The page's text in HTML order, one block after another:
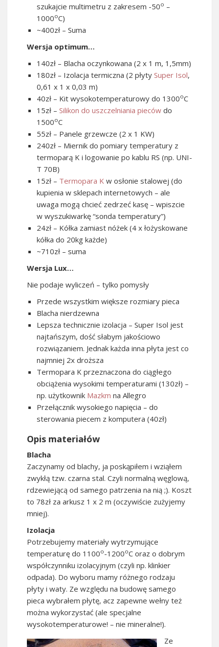
szukajcie multimetru z zakresem -50o –
1000oC)
~400zł – Suma
Wersja optimum…
140zł – Blacha oczynkowana (2 x 1 m, 1,5mm)
180zł – Izolacja termiczna (2 płyty Super Isol,
0,61 x 1 x 0,03 m)
40zł – Kit wysokotemperaturowy do 1300oC
15zł – Silikon do uszczelniania pieców do
1500oC
55zł – Panele grzewcze (2 x 1 KW)
240zł – Miernik do pomiary temperatury z
termoparą K i logowanie po kablu RS (np. UNI-
T 70B)
15zł – Termopara K w osłonie stalowej (do
kupienia w sklepach internetowych – ale
uwaga mogą chcieć zedrzeć kasę – wpiszcie
w wyszukiwarkę “sonda temperatury”)
24zł – Kółka zamiast nóżek (4 x łożyskowane
kółka do 20kg każde)
~710zł – suma
Wersja Lux…
Nie podaje wyliczeń – tylko pomysły
Przede wszystkim większe rozmiary pieca
Blacha nierdzewna
Lepsza technicznie izolacja – Super Isol jest
najtańszym, dość słabym jakościowo
rozwiązaniem. Jednak każda inna płyta jest co
najmniej 2x droższa
Termopara K przeznaczona do ciągłego
obciążenia wysokimi temperaturami (130zł) –
np. użytkownik Mazkm na Allegro
Przełącznik wysokiego napięcia – do
sterowania piecem z komputera (40zł)
Opis materiałów
Blacha
Zaczynamy od blachy, ja poskąpiłem i wziąłem
zwykłą tzw. czarna stal. Czyli normalną węglową,
rdzewiejącą od samego patrzenia na nią ;). Koszt
to 78zł za arkusz 1 x 2 m (oczywiście zużyjemy
mniej).
Izolacja
Potrzebujemy materiały wytrzymujące
temperaturę do 1100o-1200oC oraz o dobrym
współczynniku izolacyjnym (czyli np. klinkier
odpada). Do wyboru mamy różnego rodzaju
płyty i waty. Ze względu na budowę samego
pieca wybrałem płytę, acz zapewne wełny też
można wykorzystać (ale specjalne
wysokotemperaturowe! – nie mineralne!).
Ze